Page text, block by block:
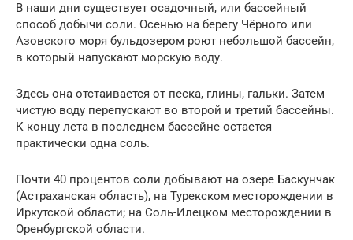
В наши дни существует осадочный, или бассейный
способ добычи соли. Осенью на берегу Чёрного или
Азовского моря бульдозером роют небольшой бассейн,
в который напускают морскую воду.
Здесь она отстаивается от песка, глины, гальки. Затем
чистую воду перепускают во второй и третий бассейны.
К концу лета в последнем бассейне остается
практически одна соль.
Почти 40 процентов соли добывают на озере Баскунчак
(Астраханская область), на Турекском месторождении в
Иркутской области; на Соль-Илецком месторождении в
Оренбургской области.